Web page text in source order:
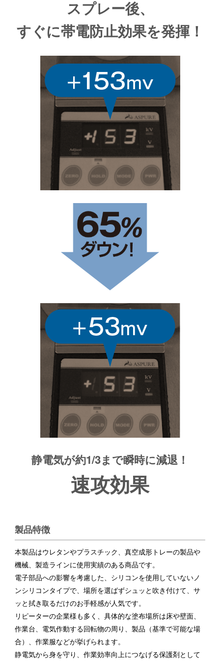
スプレー後、
すぐに帯電防止効果を発揮！
静電気が約1/3まで瞬時に減退！
速攻効果
製品特徴
本製品はウレタンやプラスチック、真空成形トレーの製品や
機械、 製造ラインに使用実績のある商品です。
電子部品への影響を考慮した、シリコンを使用していないノ
ンシリコンタイプで、場所を選ばずシュッと吹き付けて、サ
ッと拭き取るだけのお手軽感が人気です。
リピーターの企業様も多く、具体的な塗布場所は床や壁面、
作業台、電気作動する回転物の周り、製品（基準で可能な場
合）、作業服などが挙げられます。
静電気から身を守り、作業効率向上につなげる保護剤として